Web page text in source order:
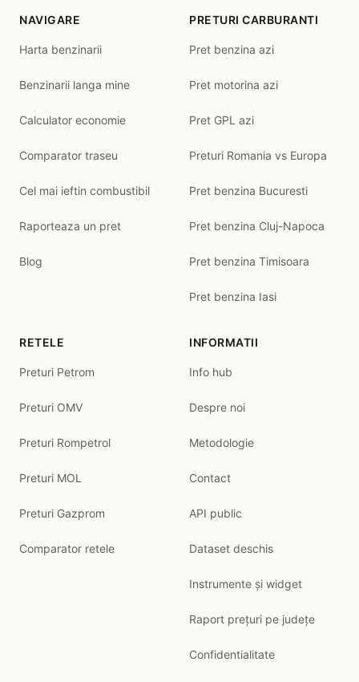
NAVIGARE
Harta benzinarii
Benzinarii langa mine
Calculator economie
Comparator traseu
Cel mai ieftin combustibil
Raporteaza un pret
Blog
PRETURI CARBURANTI
Pret benzina azi
Pret motorina azi
Pret GPL azi
Preturi Romania vs Europa
Pret benzina Bucuresti
Pret benzina Cluj-Napoca
Pret benzina Timisoara
Pret benzina Iasi
RETELE
Preturi Petrom
Preturi OMV
Preturi Rompetrol
Preturi MOL
Preturi Gazprom
Comparator retele
INFORMATII
Info hub
Despre noi
Metodologie
Contact
API public
Dataset deschis
Instrumente și widget
Raport prețuri pe județe
Confidentialitate